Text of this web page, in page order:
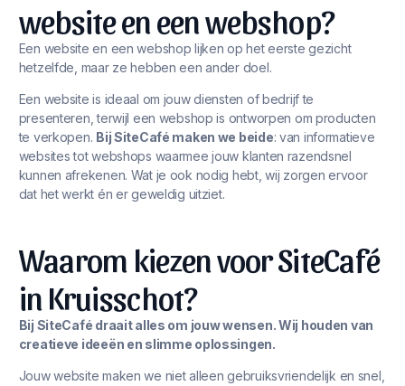
website en een webshop?
Een website en een webshop lijken op het eerste gezicht
hetzelfde, maar ze hebben een ander doel.
Een website is ideaal om jouw diensten of bedrijf te
presenteren, terwijl een webshop is ontworpen om producten
te verkopen. Bij SiteCafé maken we beide: van informatieve
websites tot webshops waarmee jouw klanten razendsnel
kunnen afrekenen. Wat je ook nodig hebt, wij zorgen ervoor
dat het werkt én er geweldig uitziet.
Waarom kiezen voor SiteCafé
in Kruisschot?
Bij SiteCafé draait alles om jouw wensen. Wij houden van
creatieve ideeën en slimme oplossingen.
Jouw website maken we niet alleen gebruiksvriendelijk en snel,